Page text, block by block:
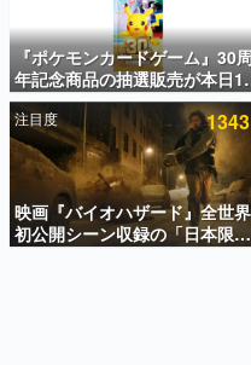
アプリセール情報
インタビュー
連載・特集一
殿堂入り記事
SNS拡散数が数
ど。多くの人々
事をまとめました。
『ポケモンカードゲーム』30
年記念商品の抽選販売が本日
時より開始。拡張パック「
CELEBRATION」のボックス
に、「プレミアムデッキセット
エーフィ・ブラッキー」
「FUTURISTIC BOX」の計3商
品
注目度
映画『バイオハザード』全世界
初公開シーン収録の「日本限
定」予告映像が解禁。バイオの